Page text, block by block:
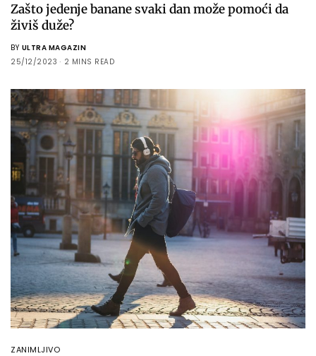
Zašto jedenje banane svaki dan može pomoći da
živiš duže?
BY ULTRA MAGAZIN
25/12/2023
2 MINS READ
ZANIMLJIVO